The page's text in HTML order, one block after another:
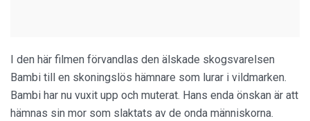
I den här filmen förvandlas den älskade skogsvarelsen
Bambi till en skoningslös hämnare som lurar i vildmarken.
Bambi har nu vuxit upp och muterat. Hans enda önskan är att
hämnas sin mor som slaktats av de onda människorna.